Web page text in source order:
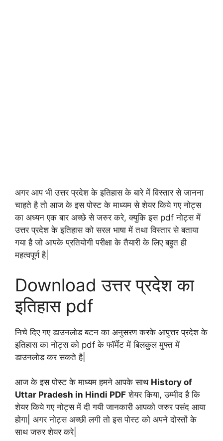
अगर आप भी उत्तर प्रदेश के इतिहास के बारे में विस्तार से जानना
चाहते है तो आज के इस पोस्ट के माध्यम से शेयर किये गए नोट्स
का अध्यन एक बार अच्छे से जरुर करे, क्युकि इस pdf नोट्स में
उत्तर प्रदेश के इतिहास को सरल भाषा में तथा विस्तार से बताया
गया है जो आपके प्रतियोगी परीक्षा के तैयारी के लिए बहुत ही
महत्वपूर्ण है|
Download उत्तर प्रदेश का
इतिहास pdf
निचे दिए गए डाउनलोड बटन का अनुसरण करके आपुत्तर प्रदेश के
इतिहास का नोट्स को pdf के फॉर्मेट में बिलकुल मुफ्त में
डाउनलोड कर सकते है|
आज के इस पोस्ट के माध्यम हमने आपके साथ History of
Uttar Pradesh in Hindi PDF शेयर किया, उम्मीद है कि
शेयर किये गए नोट्स में दी गयी जानकारी आपको जरुर पसंद आया
होगा| अगर नोट्स अच्छी लगी तो इस पोस्ट को अपने दोस्तों के
साथ जरुर शेयर करे|